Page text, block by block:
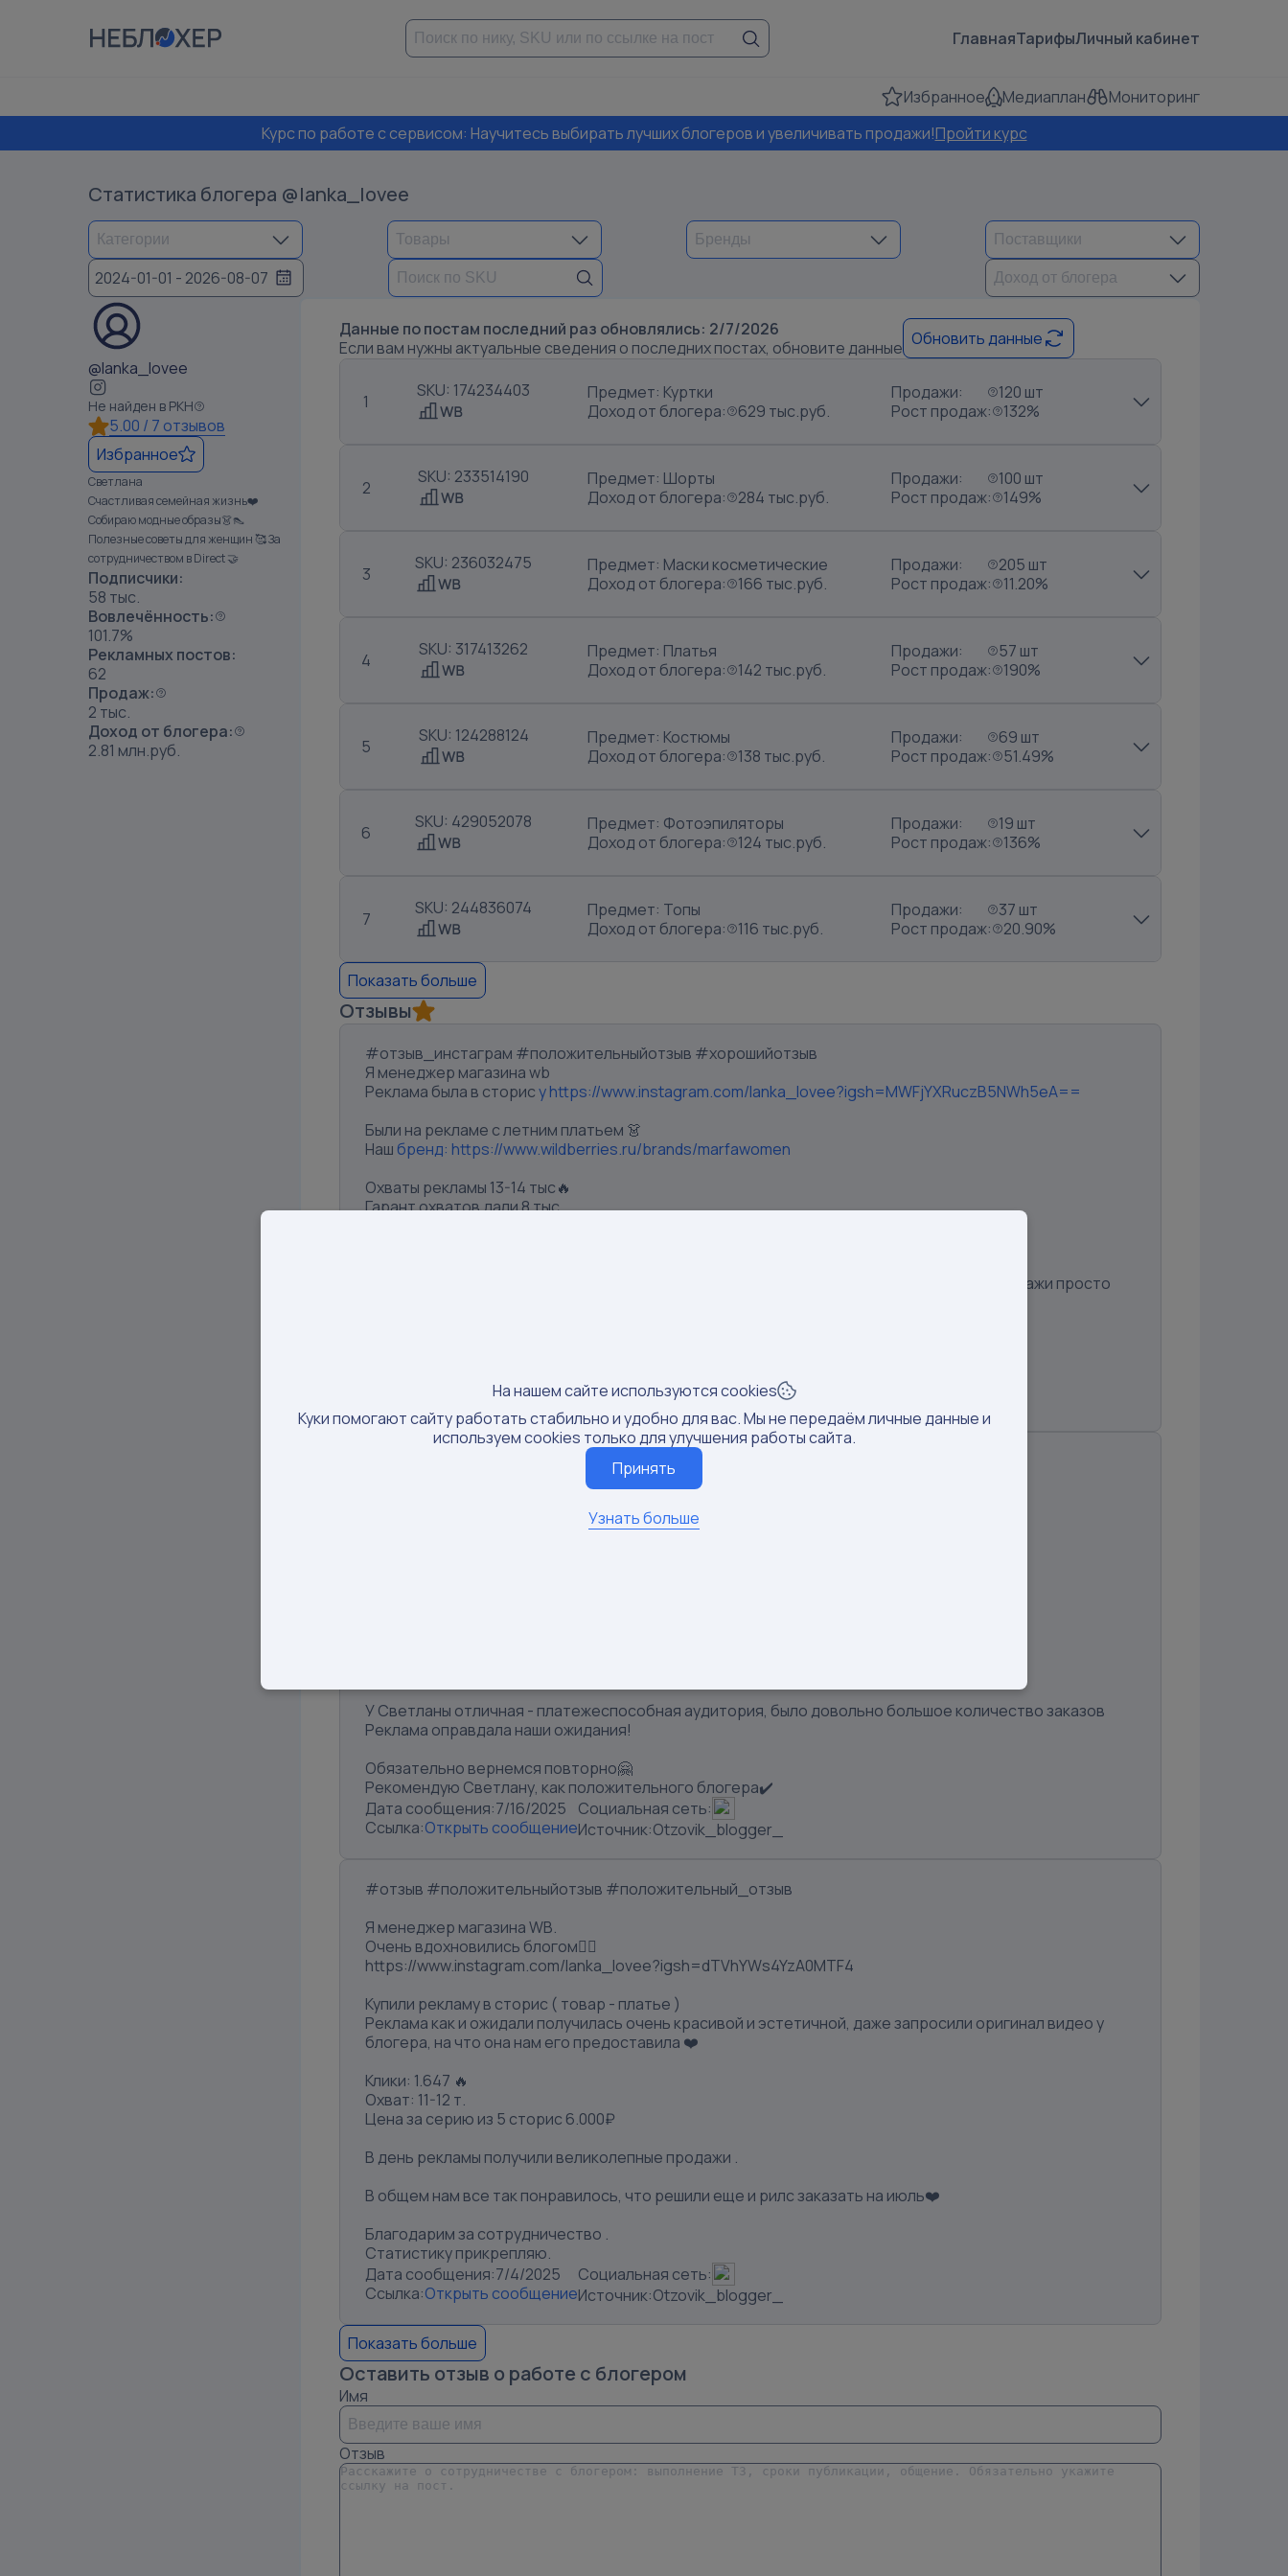
ГлавнаяТарифыЛичный кабинет
Избранное Медиаплан
Мониторинг
Курс по работе с сервисом: Научитесь выбирать лучших блогеров и увеличивать продажи!Пройти курс
Статистика блогера @lanka_lovee
2024-01-01 - 2026-08-07
@lanka_lovee
Не найден в РКН
5.00 / 7 отзывов
Избранное
Светлана
Счастливая семейная жизнь❤️
Собираю модные образы👗👠
Полезные советы для женщин 🥰 За
сотрудничеством в Direct 🤝
Подписчики:
58 тыс.
Вовлечённость:
101.7%
Рекламных постов:
62
Продаж:
2 тыс.
Доход от блогера:
2.81 млн.руб.
Данные по постам последний раз обновлялись: 2/7/2026
Если вам нужны актуальные сведения о последних постах, обновите данные Обновить данные
1
SKU: 174234403
Предмет: Куртки
Доход от блогера:
629 тыс.руб.
Продажи:
120 шт
Рост продаж:
132%
2
SKU: 233514190
Предмет: Шорты
Доход от блогера:
284 тыс.руб.
Продажи:
100 шт
Рост продаж:
149%
3
SKU: 236032475
Предмет: Маски косметические
Доход от блогера:
166 тыс.руб.
Продажи:
205 шт
Рост продаж:
11.20%
4
SKU: 317413262
Предмет: Платья
Доход от блогера:
142 тыс.руб.
Продажи:
57 шт
Рост продаж:
190%
5
SKU: 124288124
Предмет: Костюмы
Доход от блогера:
138 тыс.руб.
Продажи:
69 шт
Рост продаж:
51.49%
6
SKU: 429052078
Предмет: Фотоэпиляторы
Доход от блогера:
124 тыс.руб.
Продажи:
19 шт
Рост продаж:
136%
7
SKU: 244836074
Предмет: Топы
Доход от блогера:
116 тыс.руб.
Продажи:
37 шт
Рост продаж:
20.90%
Показать больше
Отзывы
#отзыв_инстаграм #положительныйотзыв #хорошийотзыв
Я менеджер магазина wb
Реклама была в сторисуhttps://www.instagram.com/lanka_lovee?igsh=MWFjYXRuczB5NWh5eA==
Были на рекламе с летним платьем 👗
Наш бренд: https://www.wildberries.ru/brands/marfawomen
Охваты рекламы 13-14 тыс🔥
Гарант охватов дали 8 тыс.
Отличная - подробнейшая подача рекламы, аудитория у блогера лояльная поэтому продажи просто
Дата сообщения: 7/18/2025
Открыть сообщение
Социальная сеть:
Источник:Otzovik_blogger_
Я менеджер магазина на Вайлдбериз
У Светланы отличная - платежеспособная аудитория, было довольно большое количество заказов
Реклама оправдала наши ожидания!
Обязательно вернемся повторно🤗
Рекомендую Светлану, как положительного блогера✔️
Дата сообщения:7/16/2025
Ссылка:Открыть сообщение
Социальная сеть:
Источник:Otzovik_blogger_
#отзыв #положительныйотзыв #положительный_отзыв
Я менеджер магазина WB.
Очень вдохновились блогом👇🏼
https://www.instagram.com/lanka_lovee?igsh=dTVhYWs4YzA0MTF4
Купили рекламу в сторис ( товар - платье )
Реклама как и ожидали получилась очень красивой и эстетичной, даже запросили оригинал видео у
блогера, на что она нам его предоставила ❤️
Клики: 1.647 🔥
Охват: 11-12 т.
Цена за серию из 5 сторис 6.000₽
В день рекламы получили великолепные продажи .
В общем нам все так понравилось, что решили еще и рилс заказать на июль❤️
Благодарим за сотрудничество .
Статистику прикрепляю.
Дата сообщения:7/4/2025
Ссылка:Открыть сообщение
Социальная сеть:
Источник:Otzovik_blogger_
Показать больше
Оставить отзыв о работе с блогером
Имя
Отзыв
На нашем сайте используются cookies
Куки помогают сайту работать стабильно и удобно для вас. Мы не передаём личные данные и
используем cookies только для улучшения работы сайта.
Принять
Узнать больше